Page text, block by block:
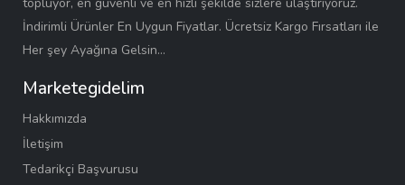
İndirimli Ürünler En Uygun Fiyatlar. Ücretsiz Kargo Fırsatları ile
Her şey Ayağına Gelsin…
Marketegidelim
Hakkımızda
İletişim
Tedarikçi Başvurusu